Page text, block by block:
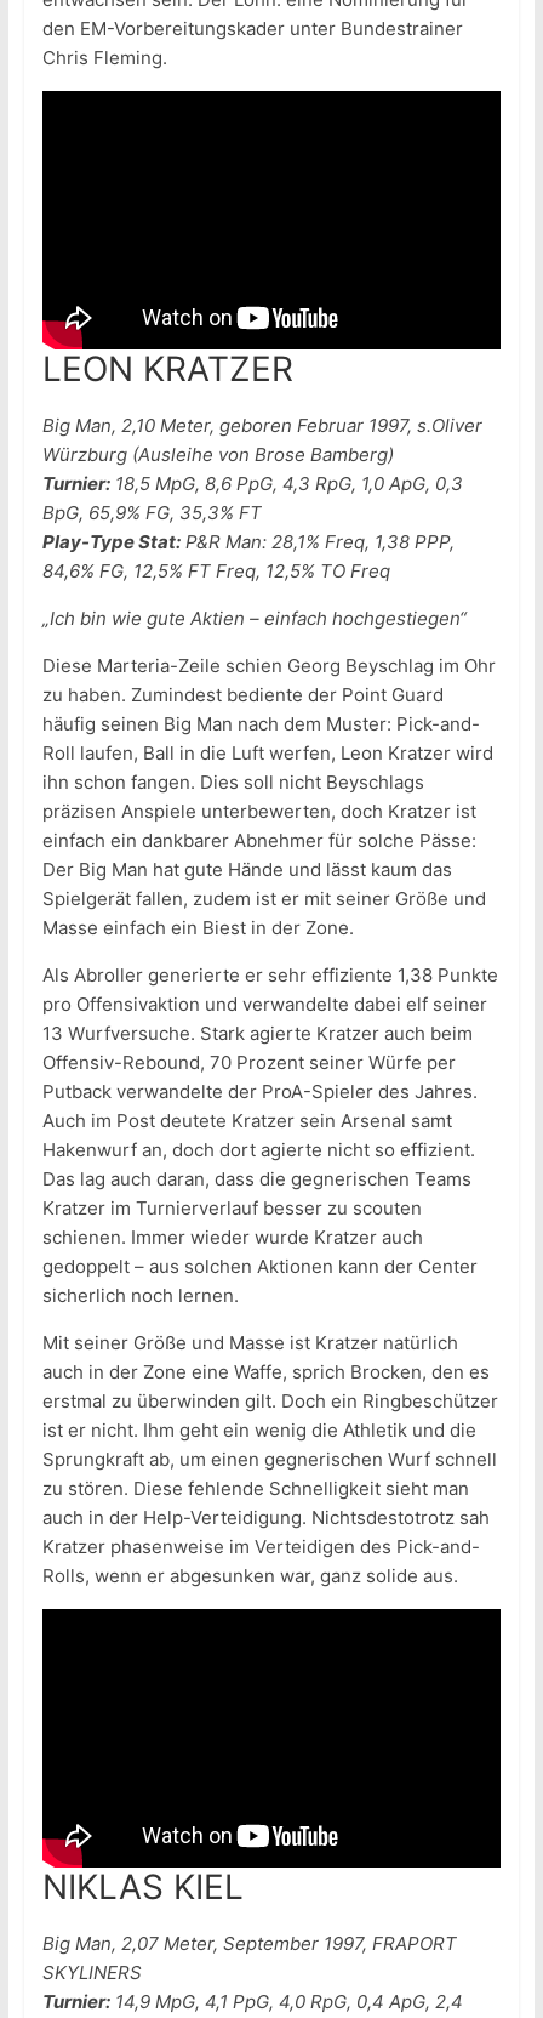
den EM-Vorbereitungskader unter Bundestrainer
Chris Fleming.
LEON KRATZER
Big Man, 2,10 Meter, geboren Februar 1997, s.Oliver
Würzburg (Ausleihe von Brose Bamberg)
Turnier:18,5 MpG, 8,6 PpG, 4,3 RpG, 1,0 ApG, 0,3
BpG, 65,9% FG, 35,3% FT
Play-Type Stat:P&R Man: 28,1% Freq, 1,38 PPP,
84,6% FG, 12,5% FT Freq, 12,5% TO Freq
„Ich bin wie gute Aktien – einfach hochgestiegen“
Diese Marteria-Zeile schien Georg Beyschlag im Ohr
zu haben. Zumindest bediente der Point Guard
häufig seinen Big Man nach dem Muster: Pick-and-
Roll laufen, Ball in die Luft werfen, Leon Kratzer wird
ihn schon fangen. Dies soll nicht Beyschlags
präzisen Anspiele unterbewerten, doch Kratzer ist
einfach ein dankbarer Abnehmer für solche Pässe:
Der Big Man hat gute Hände und lässt kaum das
Spielgerät fallen, zudem ist er mit seiner Größe und
Masse einfach ein Biest in der Zone.
Als Abroller generierte er sehr effiziente 1,38 Punkte
pro Offensivaktion und verwandelte dabei elf seiner
13 Wurfversuche. Stark agierte Kratzer auch beim
Offensiv-Rebound, 70 Prozent seiner Würfe per
Putback verwandelte der ProA-Spieler des Jahres.
Auch im Post deutete Kratzer sein Arsenal samt
Hakenwurf an, doch dort agierte nicht so effizient.
Das lag auch daran, dass die gegnerischen Teams
Kratzer im Turnierverlauf besser zu scouten
schienen. Immer wieder wurde Kratzer auch
gedoppelt – aus solchen Aktionen kann der Center
sicherlich noch lernen.
Mit seiner Größe und Masse ist Kratzer natürlich
auch in der Zone eine Waffe, sprich Brocken, den es
erstmal zu überwinden gilt. Doch ein Ringbeschützer
ist er nicht. Ihm geht ein wenig die Athletik und die
Sprungkraft ab, um einen gegnerischen Wurf schnell
zu stören. Diese fehlende Schnelligkeit sieht man
auch in der Help-Verteidigung. Nichtsdestotrotz sah
Kratzer phasenweise im Verteidigen des Pick-and-
Rolls, wenn er abgesunken war, ganz solide aus.
NIKLAS KIEL
Big Man, 2,07 Meter, September 1997, FRAPORT
SKYLINERS
Turnier:14,9 MpG, 4,1 PpG, 4,0 RpG, 0,4 ApG, 2,4